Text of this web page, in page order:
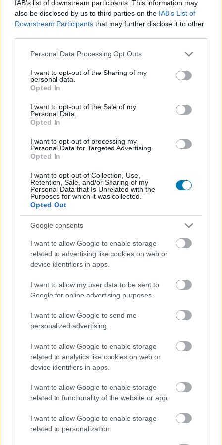
IAB’s list of downstream participants. This information may
also be disclosed by us to third parties on the IAB’s List of
Downstream Participants that may further disclose it to other
Please note that this website/app uses one or more Google
not limited to your visit or usage behaviour. You may click to
grant or deny consent to Google and its third-party tags to
use your data for below specified purposes in below Google
consent section.
Personal Data Processing Opt Outs
I want to opt-out of the Sharing of my
personal data.
Opted In
I want to opt-out of the Sale of my
Personal Data.
Opted In
I want to opt-out of processing my
Personal Data for Targeted Advertising.
Opted In
I want to opt-out of Collection, Use,
Retention, Sale, and/or Sharing of my
Personal Data that Is Unrelated with the
Purposes for which it was collected.
Opted Out
Google consents
I want to allow Google to enable storage
related to advertising like cookies on web or
device identifiers in apps.
I want to allow my user data to be sent to
Google for online advertising purposes.
I want to allow Google to send me
personalized advertising.
I want to allow Google to enable storage
related to analytics like cookies on web or
device identifiers in apps.
I want to allow Google to enable storage
related to functionality of the website or app.
I want to allow Google to enable storage
related to personalization.
Hozzászólások
Egyre több fejlesztő szabadulna
az Xbox Series S-től
| 2022 október 20. 19:02
Úgy érzik, visszafogja a fejlesztést, hogy a
játékokat a Microsoft gyengébb konzoljára is
optimalizálni kell.
Unmute Loaded
2020 végén rögtön két konzolt dobott piacra a
Microsoft: az erős, mindentudó Xbox Series X-et,
valamint a lemezmeghajtó nélküli, a játékok 4K-s
felbontással való futtatására nem képes, cserébe
A generáció elején még nem okozott nagy problémát az